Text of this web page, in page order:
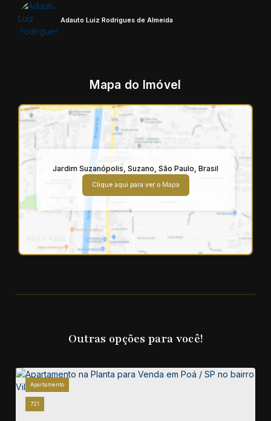
Adauto Luiz Rodrigues de Almeida
Mapa do Imóvel
Jardim Suzanópolis, Suzano, São Paulo, Brasil
Clique aqui para ver o Mapa
Outras opções para você!
721
Apartamento